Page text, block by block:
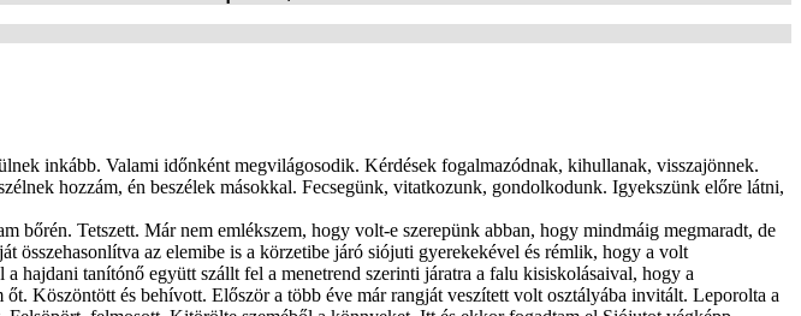
inkább. Valami időnként megvilágosodik. Kérdések fogalmazódnak, kihullanak, visszajönnek.
hozzám, én beszélek másokkal. Fecsegünk, vitatkozunk, gondolkodunk. Igyekszünk előre látni,
bőrén. Tetszett. Már nem emlékszem, hogy volt-e szerepünk abban, hogy mindmáig megmaradt, de
összehasonlítva az elemibe is a körzetibe járó siójuti gyerekekével és rémlik, hogy a volt
hajdani tanítónő együtt szállt fel a menetrend szerinti járatra a falu kisiskolásaival, hogy a
Köszöntött és behívott. Először a több éve már rangját veszített volt osztályába invitált. Leporolta a